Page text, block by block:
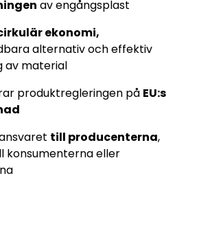
av engångsplast
ekonomi,
alternativ och effektiv
av material
produktregleringen på EU:s
till producenterna,
konsumenterna eller